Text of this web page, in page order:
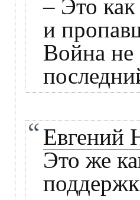
– Это
и
Война не
Евгений
Это же